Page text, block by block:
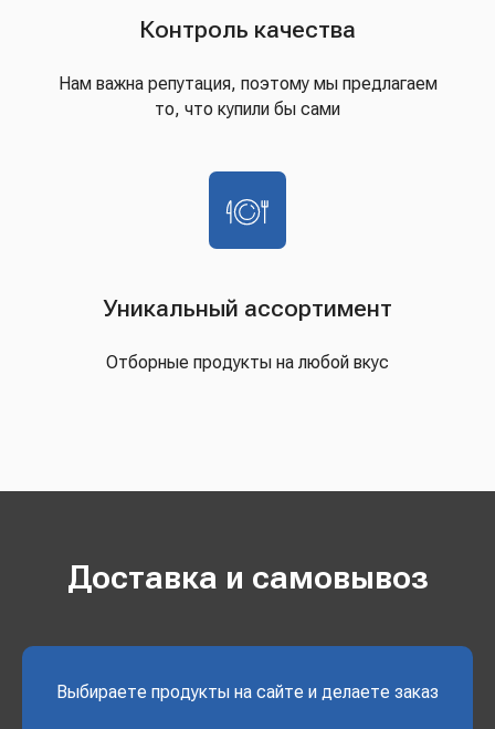
Контроль качества
Нам важна репутация, поэтому мы предлагаем
то, что купили бы сами
Уникальный ассортимент
Отборные продукты на любой вкус
Доставка и самовывоз
Выбираете продукты на сайте и делаете заказ